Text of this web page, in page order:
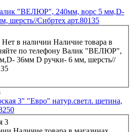
"ВЕЛЮР", 240мм, ворс 5 мм,D-
шерсть//Сибртех арт.80135
Нет в наличии Наличие товара в
по телефону Валик "ВЕЛЮР",
36мм D ручки- 6 мм, шерсть//
3" "Евро" натур.светл. щетина,